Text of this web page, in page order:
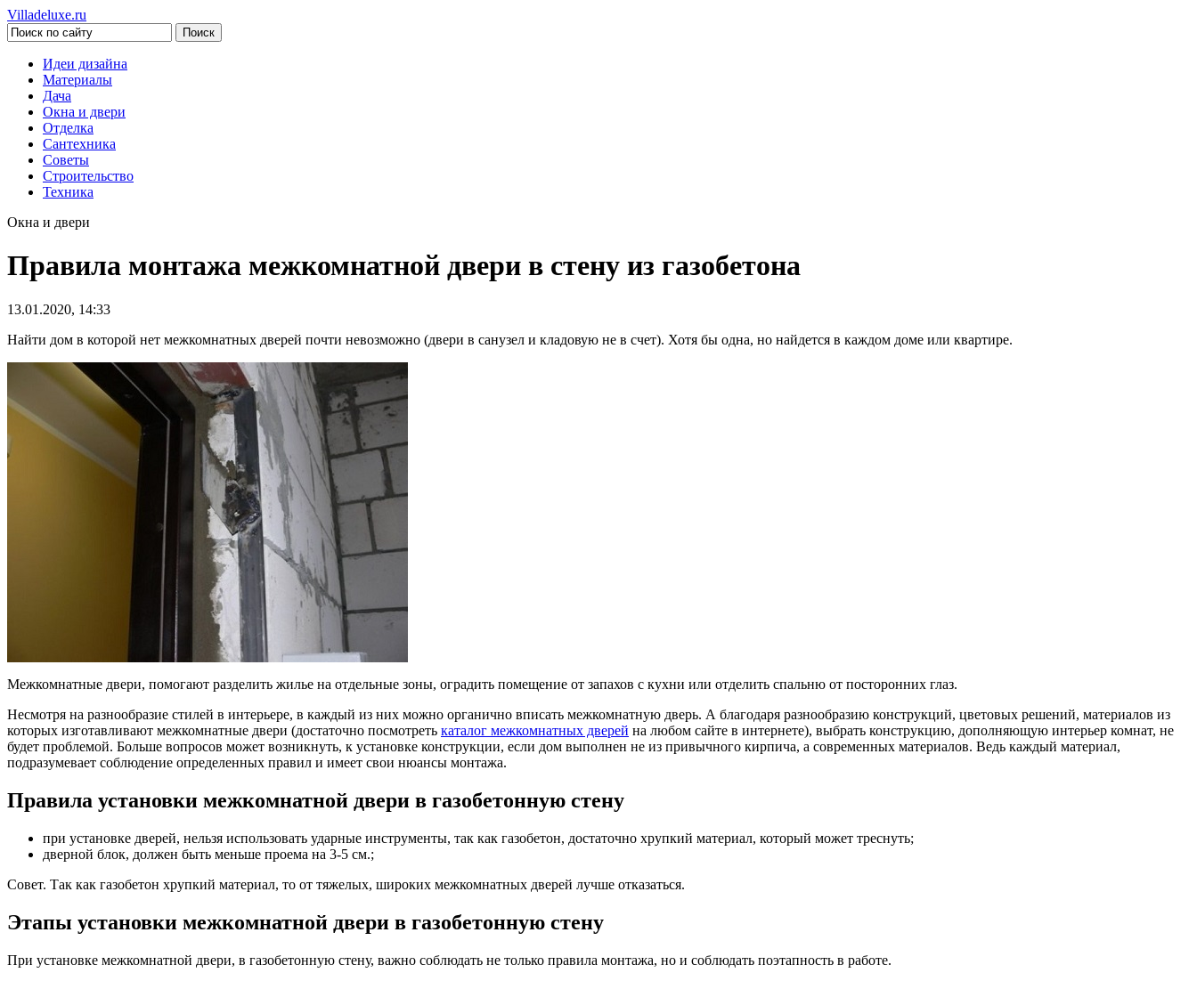
Villadeluxe.ru
Идеи дизайна
Материалы
Дача
Окна и двери
Отделка
Сантехника
Советы
Строительство
Техника
Окна и двери
Правила монтажа межкомнатной двери в стену из газобетона
13.01.2020, 14:33
Найти дом в которой нет межкомнатных дверей почти невозможно (двери в санузел и кладовую не в счет). Хотя бы одна, но найдется в каждом доме или квартире.
Межкомнатные двери, помогают разделить жилье на отдельные зоны, оградить помещение от запахов с кухни или отделить спальню от посторонних глаз.
Несмотря на разнообразие стилей в интерьере, в каждый из них можно органично вписать межкомнатную дверь. А благодаря разнообразию конструкций, цветовых решений, материалов из
которых изготавливают межкомнатные двери (достаточно посмотреть каталог межкомнатных дверей на любом сайте в интернете), выбрать конструкцию, дополняющую интерьер комнат, не
будет проблемой. Больше вопросов может возникнуть, к установке конструкции, если дом выполнен не из привычного кирпича, а современных материалов. Ведь каждый материал,
подразумевает соблюдение определенных правил и имеет свои нюансы монтажа.
Правила установки межкомнатной двери в газобетонную стену
при установке дверей, нельзя использовать ударные инструменты, так как газобетон, достаточно хрупкий материал, который может треснуть;
дверной блок, должен быть меньше проема на 3-5 см.;
Совет. Так как газобетон хрупкий материал, то от тяжелых, широких межкомнатных дверей лучше отказаться.
Этапы установки межкомнатной двери в газобетонную стену
При установке межкомнатной двери, в газобетонную стену, важно соблюдать не только правила монтажа, но и соблюдать поэтапность в работе.